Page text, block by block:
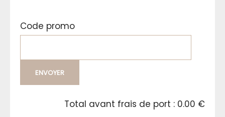
Code promo
ENVOYER
Total avant frais de port : 0.00 €